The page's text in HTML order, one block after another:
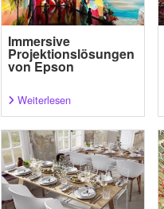
Immersive
Projektionslösungen
von Epson
Weiterlesen